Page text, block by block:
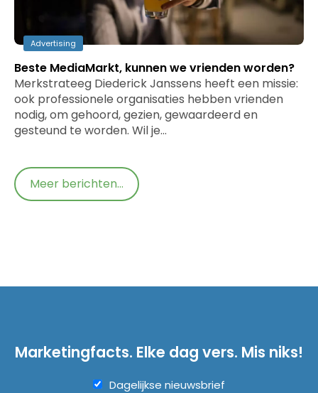
Advertising
Beste MediaMarkt, kunnen we vrienden worden?
Merkstrateeg Diederick Janssens heeft een missie:
ook professionele organisaties hebben vrienden
nodig, om gehoord, gezien, gewaardeerd en
gesteund te worden. Wil je…
Meer berichten...
Marketingfacts. Elke dag vers. Mis niks!
Dagelijkse nieuwsbrief